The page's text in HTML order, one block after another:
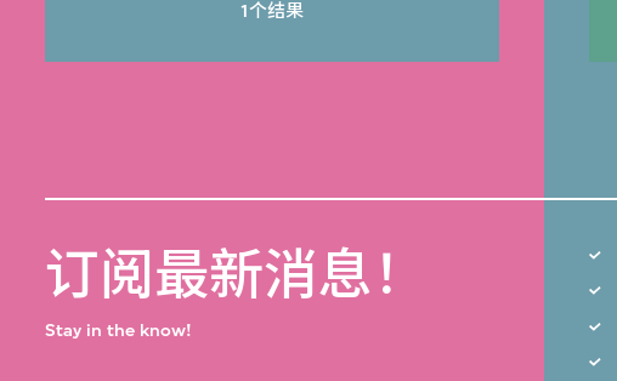
1个结果
订阅最新消息！
Stay in the know!